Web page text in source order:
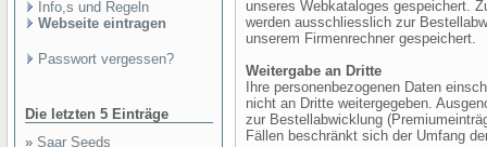
Info,s und Regeln
Webseite eintragen
Passwort vergessen?
Die letzten 5 Einträge
» Saar Seeds
unseres Webkataloges gespeichert.
werden ausschliesslich zur
unserem Firmenrechner gespeichert.
Weitergabe an Dritte
Ihre personenbezogenen Daten
nicht an Dritte weitergegeben.
zur Bestellabwicklung
Fällen beschränkt sich der Umfang